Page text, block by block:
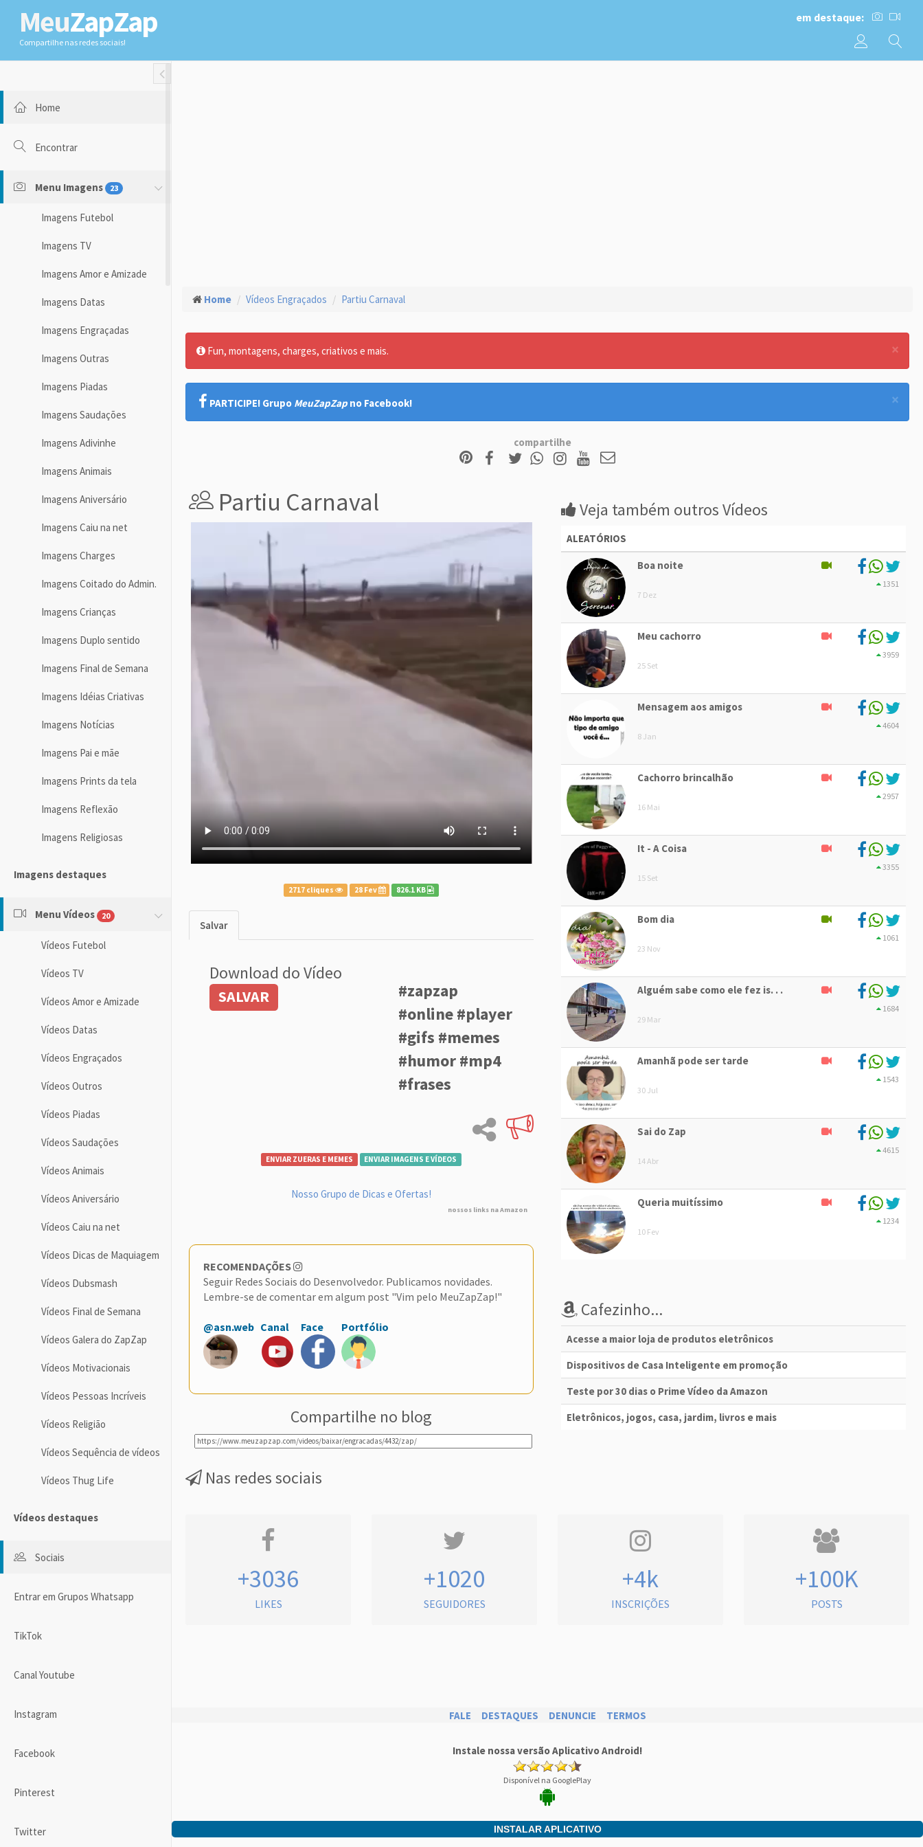
MeuZapZap
Compartilhe nas redes sociais!
em destaque:
Toggle Fullwidth
Home
Encontrar
Menu Imagens 23
Imagens Futebol
Imagens TV
Imagens Amor e Amizade
Imagens Datas
Imagens Engraçadas
Imagens Outras
Imagens Piadas
Imagens Saudações
Imagens Adivinhe
Imagens Animais
Imagens Aniversário
Imagens Caiu na net
Imagens Charges
Imagens Coitado do Admin.
Imagens Crianças
Imagens Duplo sentido
Imagens Final de Semana
Imagens Idéias Criativas
Imagens Notícias
Imagens Pai e mãe
Imagens Prints da tela
Imagens Reflexão
Imagens Religiosas
Imagens destaques
Menu Vídeos 20
Vídeos Futebol
Vídeos TV
Vídeos Amor e Amizade
Vídeos Datas
Vídeos Engraçados
Vídeos Outros
Vídeos Piadas
Vídeos Saudações
Vídeos Animais
Vídeos Aniversário
Vídeos Caiu na net
Vídeos Dicas de Maquiagem
Vídeos Dubsmash
Vídeos Final de Semana
Vídeos Galera do ZapZap
Vídeos Motivacionais
Vídeos Pessoas Incríveis
Vídeos Religião
Vídeos Sequência de vídeos
Vídeos Thug Life
Vídeos destaques
Sociais
Entrar em Grupos Whatsapp
TikTok
Canal Youtube
Instagram
Facebook
Pinterest
Twitter
Home Vídeos Engraçados Partiu Carnaval
×
Fun, montagens, charges, criativos e mais.
×
PARTICIPE! Grupo MeuZapZap no Facebook!
compartilhe
Partiu Carnaval
2717 cliques 28 Fev 826.1 KB
Salvar
Download do Vídeo
SALVAR
#zapzap
#online #player
#gifs #memes
#humor #mp4
#frases
ENVIAR ZUERAS E MEMES ENVIAR IMAGENS E VÍDEOS
Nosso Grupo de Dicas e Ofertas!
nossos links na Amazon
RECOMENDAÇÕES
Seguir Redes Sociais do Desenvolvedor. Publicamos novidades.
Lembre-se de comentar em algum post "Vim pelo MeuZapZap!"
@asn.web Canal Face Portfólio
Compartilhe no blog
Veja também outros Vídeos
ALEATÓRIOS
Boa noite
7 Dez
1351
Meu cachorro
25 Set
3959
Mensagem aos amigos
8 Jan
4604
Cachorro brincalhão
16 Mai
2957
It - A Coisa
15 Set
3355
Bom dia
23 Nov
1061
Alguém sabe como ele fez is. . .
29 Mar
1684
Amanhã pode ser tarde
30 Jul
1543
Sai do Zap
14 Abr
4615
Queria muitíssimo
10 Fev
1234
Cafezinho...
Acesse a maior loja de produtos eletrônicos
Dispositivos de Casa Inteligente em promoção
Teste por 30 dias o Prime Vídeo da Amazon
Eletrônicos, jogos, casa, jardim, livros e mais
Nas redes sociais
+3036
LIKES
+1020
SEGUIDORES
+4k
INSCRIÇÕES
+100K
POSTS
FALE DESTAQUES DENUNCIE TERMOS
Instale nossa versão Aplicativo Android!
Disponível na GooglePlay
INSTALAR APLICATIVO